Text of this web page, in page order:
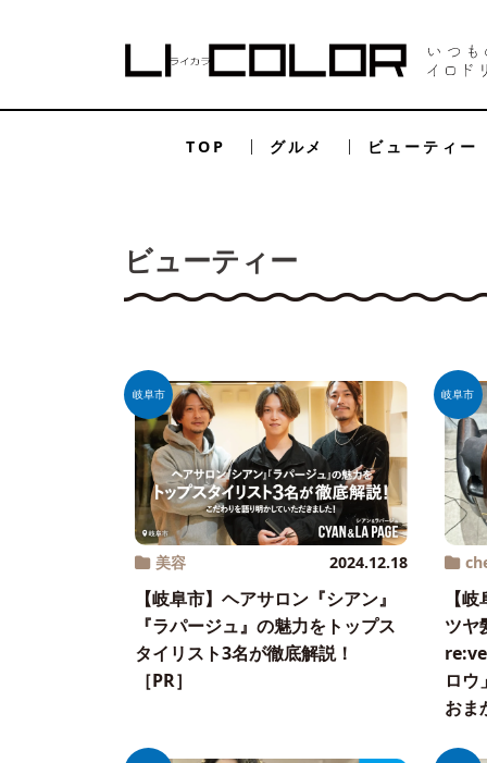
TOP グルメ ビューティー
ビューティー
岐阜市
美容 2024.12.18
【岐阜市】ヘアサロン『シアン』
『ラパージュ』の魅力をトップス
タイリスト3名が徹底解説！
［PR］
岐阜市
【
ツヤ
ロウ
おま